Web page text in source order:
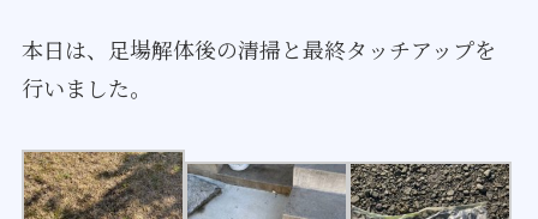
本日は、足場解体後の清掃と最終タッチアップを
行いました。